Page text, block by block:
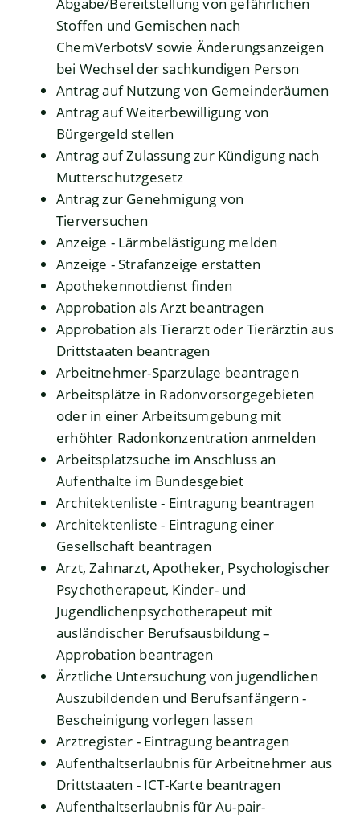
Abgabe/Bereitstellung von gefährlichen
Stoffen und Gemischen nach
ChemVerbotsV sowie Änderungsanzeigen
bei Wechsel der sachkundigen Person
Antrag auf Nutzung von Gemeinderäumen
Antrag auf Weiterbewilligung von
Bürgergeld stellen
Antrag auf Zulassung zur Kündigung nach
Mutterschutzgesetz
Antrag zur Genehmigung von
Tierversuchen
Anzeige - Lärmbelästigung melden
Anzeige - Strafanzeige erstatten
Apothekennotdienst finden
Approbation als Arzt beantragen
Approbation als Tierarzt oder Tierärztin aus
Drittstaaten beantragen
Arbeitnehmer-Sparzulage beantragen
Arbeitsplätze in Radonvorsorgegebieten
oder in einer Arbeitsumgebung mit
erhöhter Radonkonzentration anmelden
Arbeitsplatzsuche im Anschluss an
Aufenthalte im Bundesgebiet
Architektenliste - Eintragung beantragen
Architektenliste - Eintragung einer
Gesellschaft beantragen
Arzt, Zahnarzt, Apotheker, Psychologischer
Psychotherapeut, Kinder- und
Jugendlichenpsychotherapeut mit
ausländischer Berufsausbildung –
Approbation beantragen
Ärztliche Untersuchung von jugendlichen
Auszubildenden und Berufsanfängern -
Bescheinigung vorlegen lassen
Arztregister - Eintragung beantragen
Aufenthaltserlaubnis für Arbeitnehmer aus
Drittstaaten - ICT-Karte beantragen
Aufenthaltserlaubnis für Au-pair-